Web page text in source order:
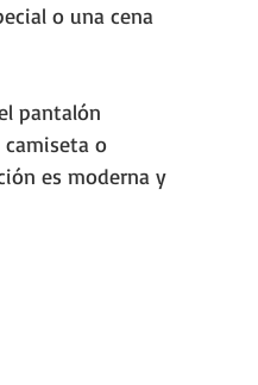
o una cena
pantalón
o
es moderna y